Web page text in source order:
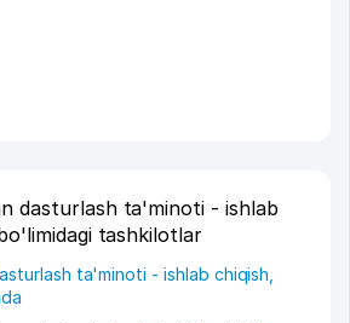
dasturlash ta'minoti - ishlab
tashkilotlar
ta'minoti - ishlab chiqish,